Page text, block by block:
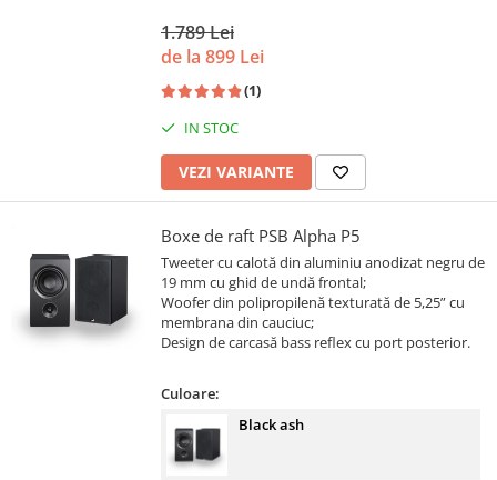
1.789 Lei
de la 899 Lei
(1)
IN STOC
VEZI VARIANTE
Boxe de raft PSB Alpha P5
Tweeter cu calotă din aluminiu anodizat negru de
19 mm cu ghid de undă frontal;
Woofer din polipropilenă texturată de 5,25” cu
membrana din cauciuc;
Design de carcasă bass reflex cu port posterior.
Culoare:
Black ash